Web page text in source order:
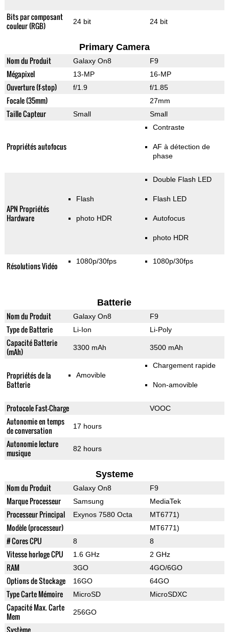
Bits par composant
couleur (RGB)
24 bit 24 bit
Primary Camera
Nom du Produit Galaxy On8 F9
Mégapixel 13-MP 16-MP
Ouverture (f-stop) f/1.9 f/1.85
Focale (35mm) 27mm
Taille Capteur Small Small
Propriétés autofocus
Contraste
AF à détection de
phase
APN Propriétés
Hardware
Flash
photo HDR
Double Flash LED
Flash LED
Autofocus
photo HDR
Résolutions Vidéo 1080p/30fps 1080p/30fps
Batterie
Nom du Produit Galaxy On8 F9
Type de Batterie Li-Ion Li-Poly
Capacité Batterie
(mAh)
3300 mAh 3500 mAh
Propriétés de la
Batterie
Amovible
Chargement rapide
Non-amovible
Protocole Fast-Charge VOOC
Autonomie en temps
de conversation
17 hours
Autonomie lecture
musique
82 hours
Systeme
Nom du Produit Galaxy On8 F9
Marque Processeur Samsung MediaTek
Processeur Principal Exynos 7580 Octa MT6771)
Modèle (processeur) MT6771)
# Cores CPU 8 8
Vitesse horloge CPU 1.6 GHz 2 GHz
RAM 3GO 4GO/6GO
Options de Stockage 16GO 64GO
Type Carte Mémoire MicroSD MicroSDXC
Capacité Max. Carte
Mem
256GO
Système